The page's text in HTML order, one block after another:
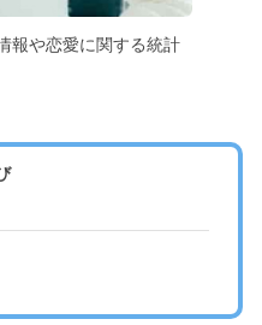
報や恋愛に関する統計